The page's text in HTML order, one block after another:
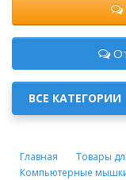
ВСЕ КАТЕГОРИИ
Главная Товары
Компьютерные